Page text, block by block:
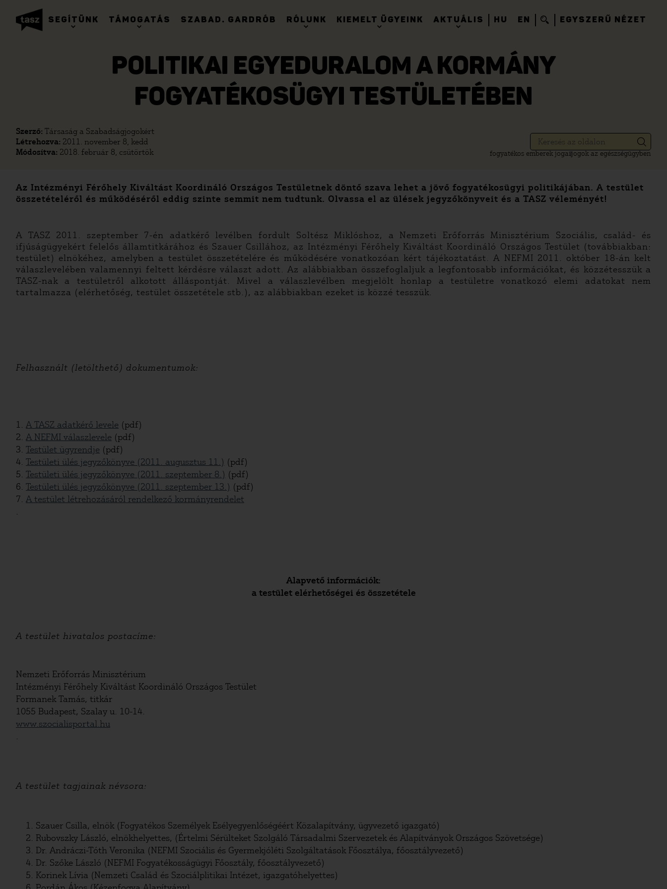
SEGÍTÜNK TÁMOGATÁS SZABAD. GARDRÓB RÓLUNK KIEMELT ÜGYEINK AKTUÁLIS HU EN EGYSZERŰ NÉZET
POLITIKAI EGYEDURALOM A KORMÁNY
FOGYATÉKOSÜGYI TESTÜLETÉBEN
Szerző: Társaság a Szabadságjogokért
Létrehozva: 2011. november 8, kedd
Módosítva: 2018. február 8, csütörtök fogyatékos emberek jogaijogok az egészségügyben
Az Intézményi Férőhely Kiváltást Koordináló Országos Testületnek döntő szava lehet a jövő fogyatékosügyi politikájában. A testület
összetételéről és működéséről eddig szinte semmit nem tudtunk. Olvassa el az ülések jegyzőkönyveit és a TASZ véleményét!
A TASZ 2011. szeptember 7-én adatkérő levélben fordult Soltész Miklóshoz, a Nemzeti Erőforrás Minisztérium Szociális, család- és
ifjúságügyekért felelős államtitkárához és Szauer Csillához, az Intézményi Férőhely Kiváltást Koordináló Országos Testület (továbbiakban:
testület) elnökéhez, amelyben a testület összetételére és működésére vonatkozóan kért tájékoztatást. A NEFMI 2011. október 18-án kelt
válaszlevelében valamennyi feltett kérdésre választ adott. Az alábbiakban összefoglaljuk a legfontosabb információkat, és közzétesszük a
TASZ-nak a testületről alkotott álláspontját. Mivel a válaszlevélben megjelölt honlap a testületre vonatkozó elemi adatokat nem
tartalmazza (elérhetőség, testület összetétele stb.), az alábbiakban ezeket is közzé tesszük.
Felhasznált (letölthető) dokumentumok:
1. A TASZ adatkérő levele (pdf)
2. A NEFMI válaszlevele (pdf)
3. Testület ügyrendje (pdf)
4. Testületi ülés jegyzőkönyve (2011. augusztus 11.) (pdf)
5. Testületi ülés jegyzőkönyve (2011. szeptember 8.) (pdf)
6. Testületi ülés jegyzőkönyve (2011. szeptember 13.) (pdf)
7. A testület létrehozásáról rendelkező kormányrendelet
.
Alapvető információk:
a testület elérhetőségei és összetétele
A testület hivatalos postacíme:
Nemzeti Erőforrás Minisztérium
Intézményi Férőhely Kiváltást Koordináló Országos Testület
Formanek Tamás, titkár
1055 Budapest, Szalay u. 10-14.
www.szocialisportal.hu
.
A testület tagjainak névsora:
Szauer Csilla, elnök (Fogyatékos Személyek Esélyegyenlőségéért Közalapítvány, ügyvezető igazgató)
Rubovszky László, elnökhelyettes, (Értelmi Sérülteket Szolgáló Társadalmi Szervezetek és Alapítványok Országos Szövetsége)
Dr. Andráczi-Tóth Veronika (NEFMI Szociális és Gyermekjóléti Szolgáltatások Főosztálya, főosztályvezető)
Dr. Szőke László (NEFMI Fogyatékosságügyi Főosztály, főosztályvezető)
Korinek Lívia (Nemzeti Család és Szociálplitikai Intézet, igazgatóhelyettes)